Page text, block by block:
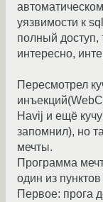
уязвимости к
полный доступ,
интересно,
Пересмотрел
Havij и ещё
запомнил), но
мечты.
Программа
один из
Первое: прога